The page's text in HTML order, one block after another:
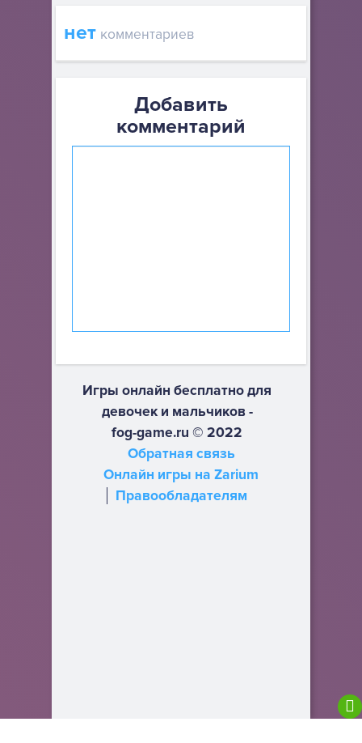
нет комментариев
Добавить
комментарий
Игры онлайн бесплатно для
девочек и мальчиков -
fog-game.ru © 2022
Обратная связь
Онлайн игры на Zarium
Правообладателям